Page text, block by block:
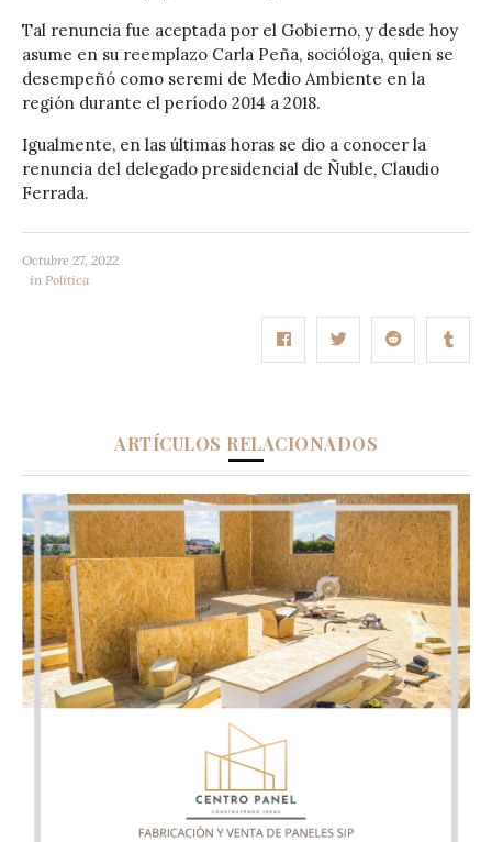
Tal renuncia fue aceptada por el Gobierno, y desde hoy
asume en su reemplazo Carla Peña, socióloga, quien se
desempeñó como seremi de Medio Ambiente en la
región durante el período 2014 a 2018.
Igualmente, en las últimas horas se dio a conocer la
renuncia del delegado presidencial de Ñuble, Claudio
Ferrada.
Octubre 27, 2022
in Política
ARTÍCULOS RELACIONADOS